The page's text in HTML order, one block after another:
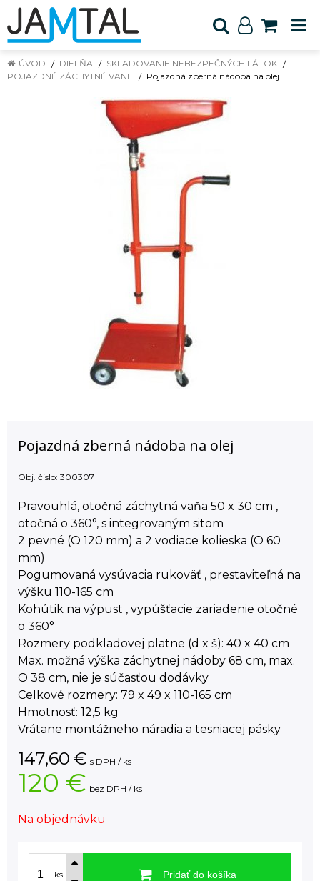
ÚVOD DIELŇA
SKLADOVANIE NEBEZPEČNÝCH LÁTOK
POJAZDNÉ ZÁCHYTNÉ VANE
Pojazdná zberná nádoba na olej
Pojazdná zberná nádoba na olej
Obj. čislo: 300307
Pravouhlá, otočná záchytná vaňa 50 x 30 cm ,
otočná o 360°, s integrovaným sitom
2 pevné (O 120 mm) a 2 vodiace kolieska (O 60
mm)
Pogumovaná vysúvacia rukoväť , prestaviteľná na
výšku 110-165 cm
Kohútik na výpust , vypúšťacie zariadenie otočné
o 360°
Rozmery podkladovej platne (d x š): 40 x 40 cm
Max. možná výška záchytnej nádoby 68 cm, max.
O 38 cm, nie je súčasťou dodávky
Celkové rozmery: 79 x 49 x 110-165 cm
Hmotnosť: 12,5 kg
Vrátane montážneho náradia a tesniacej pásky
147,60 € s DPH / ks
120 € bez DPH / ks
Na objednávku
ks Pridať do košíka